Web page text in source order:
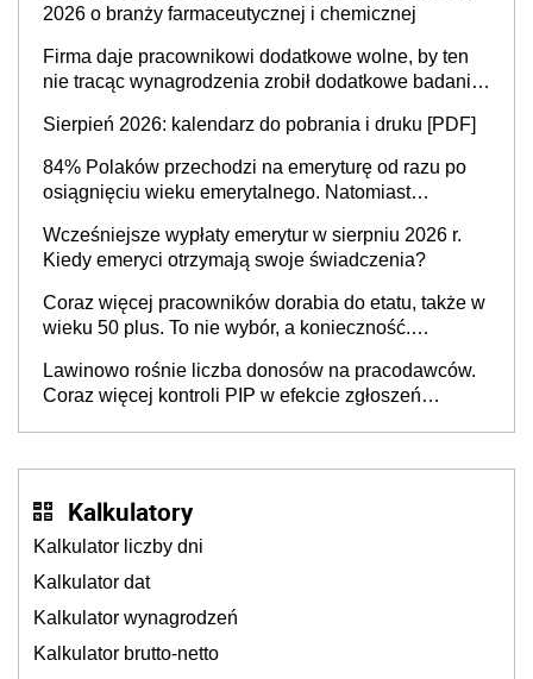
2026 o branży farmaceutycznej i chemicznej
Firma daje pracownikowi dodatkowe wolne, by ten
nie tracąc wynagrodzenia zrobił dodatkowe badania.
Sierpień 2026: kalendarz do pobrania i druku [PDF]
84% Polaków przechodzi na emeryturę od razu po
osiągnięciu wieku emerytalnego. Natomiast
stanie? Pracownicy 45+ to siła napędowa
gospodarki
Wcześniejsze wypłaty emerytur w sierpniu 2026 r.
Kiedy emeryci otrzymają swoje świadczenia?
Coraz więcej pracowników dorabia do etatu, także w
wieku 50 plus. To nie wybór, a konieczność.
Lawinowo rośnie liczba donosów na pracodawców.
Coraz więcej kontroli PIP w efekcie zgłoszeń
Kalkulatory
Kalkulator liczby dni
Kalkulator dat
Kalkulator wynagrodzeń
Kalkulator brutto-netto